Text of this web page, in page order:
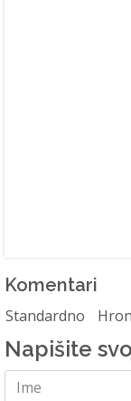
Komentari
Standardno
Napišite